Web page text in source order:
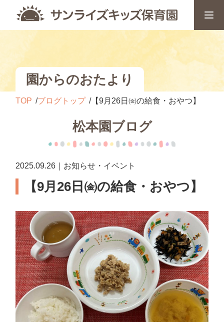
園からのおたより
TOP ブログトップ 【9月26日㈮の給食・おやつ】
松本園ブログ
2025.09.26｜お知らせ・イベント
【9月26日㈮の給食・おやつ】